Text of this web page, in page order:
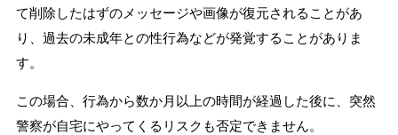
て削除したはずのメッセージや画像が復元されることがあ
り、過去の未成年との性行為などが発覚することがありま
す。
この場合、行為から数か月以上の時間が経過した後に、突然
警察が自宅にやってくるリスクも否定できません。